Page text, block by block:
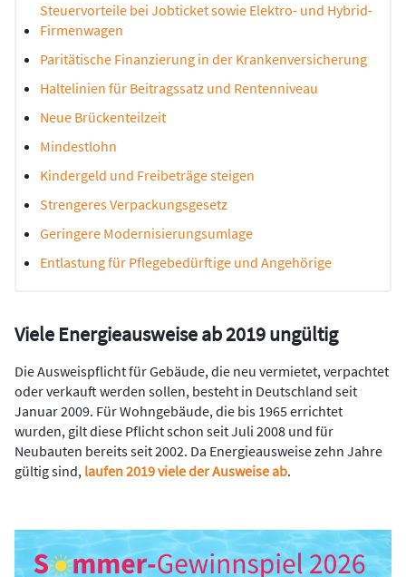
Steuervorteile bei Jobticket sowie Elektro- und Hybrid-
Firmenwagen
Paritätische Finanzierung in der Krankenversicherung
Haltelinien für Beitragssatz und Rentenniveau
Neue Brückenteilzeit
Mindestlohn
Kindergeld und Freibeträge steigen
Strengeres Verpackungsgesetz
Geringere Modernisierungsumlage
Entlastung für Pflegebedürftige und Angehörige
Viele Energieausweise ab 2019 ungültig
Die Ausweispflicht für Gebäude, die neu vermietet, verpachtet
oder verkauft werden sollen, besteht in Deutschland seit
Januar 2009. Für Wohngebäude, die bis 1965 errichtet
wurden, gilt diese Pflicht schon seit Juli 2008 und für
Neubauten bereits seit 2002. Da Energieausweise zehn Jahre
gültig sind, laufen 2019 viele der Ausweise ab.